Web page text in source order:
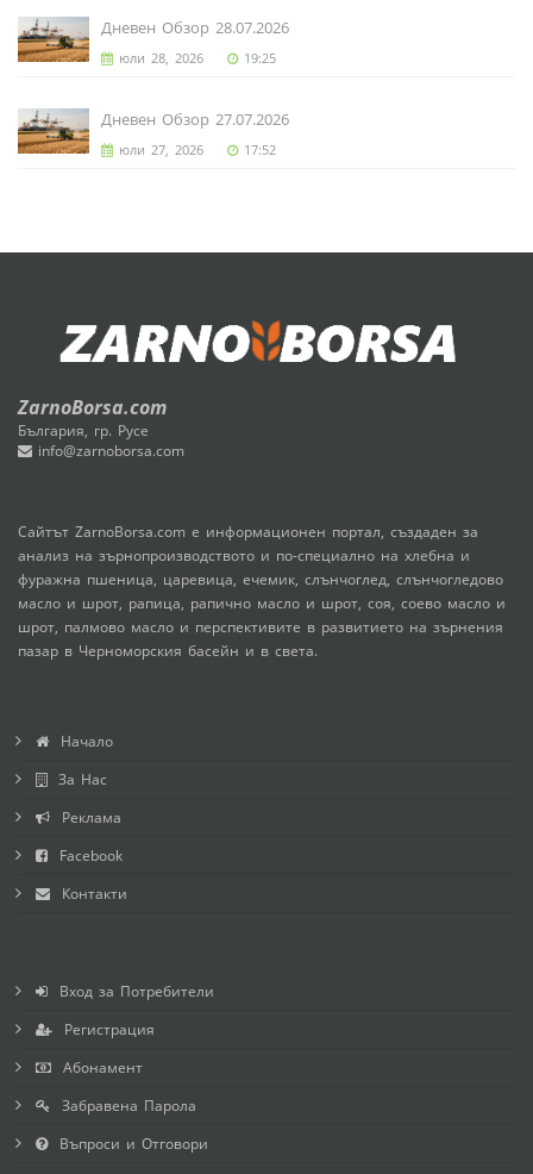
Дневен Обзор 28.07.2026
юли 28, 2026 19:25
Дневен Обзор 27.07.2026
юли 27, 2026 17:52
ZarnoBorsa.com
България, гр. Русе
info@zarnoborsa.com
Сайтът ZarnoBorsa.com е информационен портал, създаден за
анализ на зърнопроизводството и по-специално на хлебна и
фуражна пшеница, царевица, ечемик, слънчоглед, слънчогледово
масло и шрот, рапица, рапично масло и шрот, соя, соево масло и
шрот, палмово масло и перспективите в развитието на зърнения
пазар в Черноморския басейн и в света.
Начало
За Нас
Реклама
Facebook
Контакти
Вход за Потребители
Регистрация
Абонамент
Забравена Парола
Въпроси и Отговори